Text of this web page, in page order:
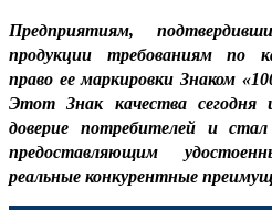
Предприятиям,
продукции требованиям по
право ее маркировки Знаком
Этот Знак качества сегодня
доверие потребителей и
предоставляющим
реальные конкурентные